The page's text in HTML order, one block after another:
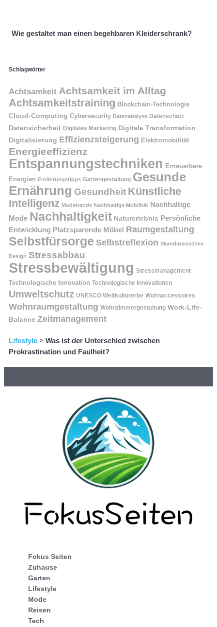
Wie gestaltet man einen begehbaren Kleiderschrank?
Schlagwörter
Achtsamkeit Achtsamkeit im Alltag
Achtsamkeitstraining Blockchain-Technologie
Cloud-Computing Cybersecurity Datenanalyse Datenschutz
Datensicherheit Digitales Marketing Digitale Transformation
Digitalisierung Effizienzsteigerung Elektromobilität
Energieeffizienz
Entspannungstechniken Erneuerbare
Energien Ernährungstipps Gartengestaltung Gesunde
Ernährung Gesundheit Künstliche
Intelligenz Modetrends Nachhaltige Mobilität Nachhaltige
Mode Nachhaltigkeit Naturerlebnis Persönliche
Entwicklung Platzsparende Möbel Raumgestaltung
Selbstfürsorge Selbstreflexion Skandinavisches
Design Stressabbau
Stressbewältigung Stressmanagement
Technologische Innovation Technologische Innovationen
Umweltschutz UNESCO Weltkulturerbe Wohnaccessoires
Wohnraumgestaltung Wohnzimmergestaltung Work-Life-
Balance Zeitmanagement
Lifestyle > Was ist der Unterschied zwischen
Prokrastination und Faulheit?
Fokus Seiten
Zuhause
Garten
Lifestyle
Mode
Reisen
Tech